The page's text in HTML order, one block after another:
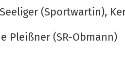
(Sportwartin),
Pleißner (SR-Obmann)